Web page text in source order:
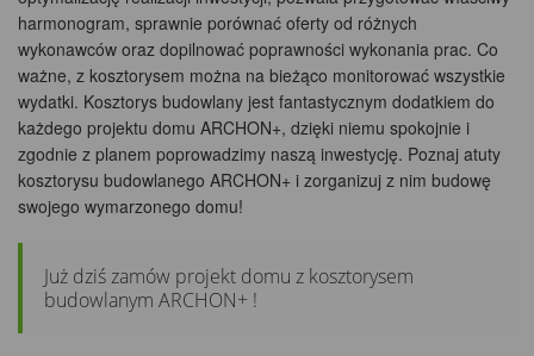
harmonogram, sprawnie porównać oferty od różnych
wykonawców oraz dopilnować poprawności wykonania prac. Co
ważne, z kosztorysem można na bieżąco monitorować wszystkie
wydatki. Kosztorys budowlany jest fantastycznym dodatkiem do
każdego projektu domu ARCHON+, dzięki niemu spokojnie i
zgodnie z planem poprowadzimy naszą inwestycję. Poznaj atuty
kosztorysu budowlanego ARCHON+ i zorganizuj z nim budowę
swojego wymarzonego domu!
Już dziś zamów projekt domu z kosztorysem
budowlanym ARCHON+ !